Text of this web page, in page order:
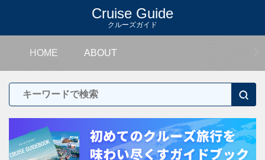
Cruise Guide
クルーズガイド
HOME ABOUT